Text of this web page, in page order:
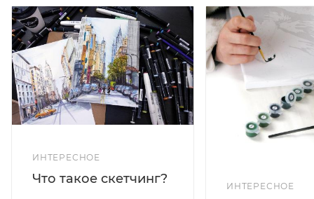
ИНТЕРЕСНОЕ
Что такое скетчинг?
ИНТЕРЕСНОЕ